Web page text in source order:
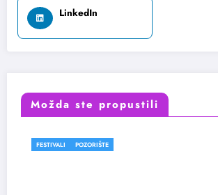
LinkedIn
Možda ste propustili
FESTIVALI POZORIŠTE